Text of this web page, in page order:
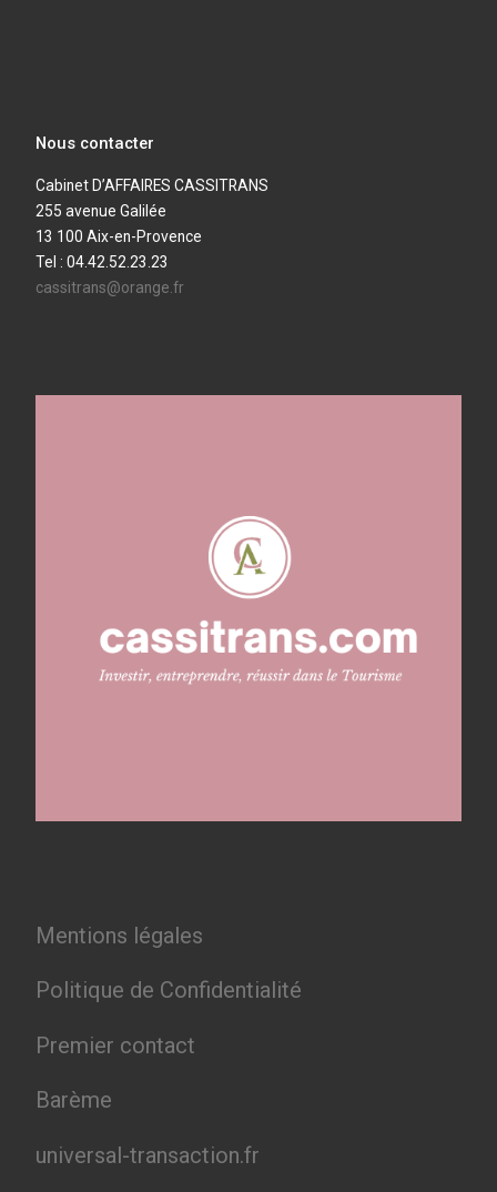
Nous contacter
Cabinet D’AFFAIRES CASSITRANS
255 avenue Galilée
13 100 Aix-en-Provence
Tel : 04.42.52.23.23
cassitrans@orange.fr
Mentions légales
Politique de Confidentialité
Premier contact
Barème
universal-transaction.fr